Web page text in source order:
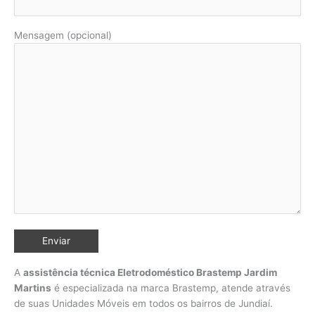
Mensagem (opcional)
A assistência técnica Eletrodoméstico Brastemp Jardim
Martins é especializada na marca Brastemp, atende através
de suas Unidades Móveis em todos os bairros de Jundiaí.